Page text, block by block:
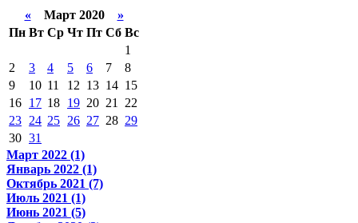
«Март 2020 »
Пн Вт Ср Чт Пт Сб Вс
1
2
3 4 5 6 7
8
9
10 11 12 13 14 15
16 17 18 19 20 21
22
23 24 25 26 27 28 29
30 31
Март 2022 (1)
Январь 2022 (1)
Октябрь 2021 (7)
Июль 2021 (1)
Июнь 2021 (5)